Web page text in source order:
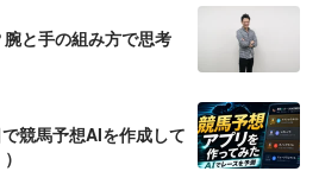
と手の組み方で思考
競馬予想AIを作成して